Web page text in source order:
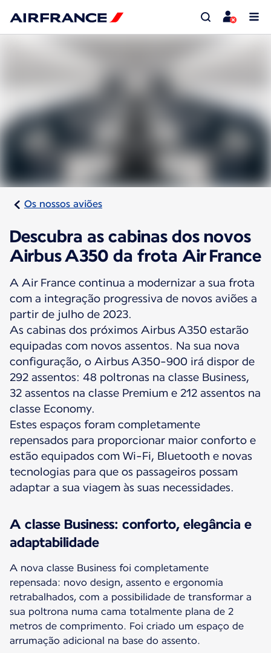
Os nossos aviões
Descubra as cabinas dos novos
Airbus A350 da frota Air France
A Air France continua a modernizar a sua frota
com a integração progressiva de novos aviões a
partir de julho de 2023.
As cabinas dos próximos Airbus A350 estarão
equipadas com novos assentos. Na sua nova
configuração, o Airbus A350-900 irá dispor de
292 assentos: 48 poltronas na classe Business,
32 assentos na classe Premium e 212 assentos na
classe Economy.
Estes espaços foram completamente
repensados para proporcionar maior conforto e
estão equipados com Wi-Fi, Bluetooth e novas
tecnologias para que os passageiros possam
adaptar a sua viagem às suas necessidades.
A classe Business: conforto, elegância e
adaptabilidade
A nova classe Business foi completamente
repensada: novo design, assento e ergonomia
retrabalhados, com a possibilidade de transformar a
sua poltrona numa cama totalmente plana de 2
metros de comprimento. Foi criado um espaço de
arrumação adicional na base do assento.